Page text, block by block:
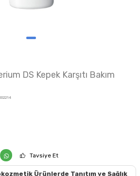
DS Kepek Karşıtı Bakım
Tavsiye Et
Ürünlerde Tanıtım ve Sağlık